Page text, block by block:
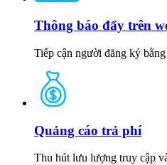
Thông báo đẩy trên
Tiếp cận người đăng ký
Quảng cáo trả phí
Thu hút lưu lượng truy cập